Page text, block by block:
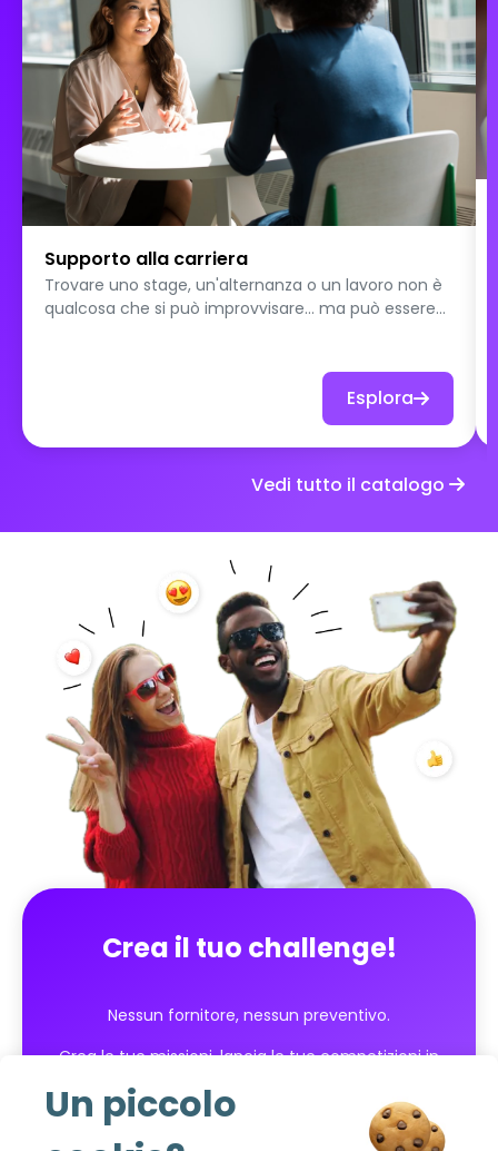
Supporto alla carriera
Trovare uno stage, un'alternanza o un lavoro non è
qualcosa che si può improvvisare… ma può essere
padroneggiare i codici e gli strumenti della ricerca di
opportunità. Ogni prova li mette in azione: esplorare
le piattaforme di lavoro, ottimizzare il proprio CV e
profilo, mirare a offerte pertinenti, scrivere
candidature efficaci e sviluppare la propria rete. Ma
non è tutto. Perché ottenere un'opportunità
parlare e alla preparazione ai colloqui: simulazioni,
pitch, risposte a domande classiche, gestione dello
stress… tutto è pensato per progredire
concretamente. Accessibile a tutti i livelli, questa
sfida trasforma una fase spesso stressante in
un'esperienza dinamica, strutturata e motivante. I
partecipanti avanzano passo dopo passo,
guadagnano fiducia e tornano a casa con
strumenti direttamente utilizzabili nelle loro ricerche
reali. Una sfida per passare da 'sto cercando' a 'sono
pronto' 💼✨
Esplora
Vedi tutto il catalogo
Crea il tuo challenge!
Nessun fornitore, nessun preventivo.
Crea le tue missioni, lancia le tue competizioni in
Un piccolo